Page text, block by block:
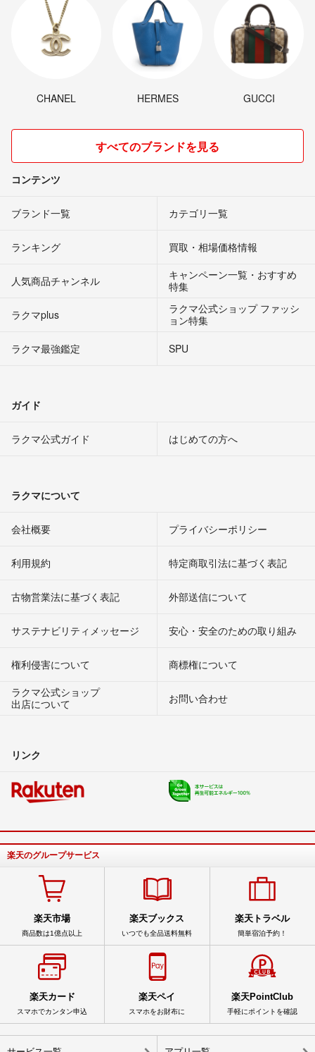
CHANEL HERMES GUCCI
すべてのブランドを見る
コンテンツ
ブランド一覧 カテゴリ一覧
ランキング 買取・相場価格情報
人気商品チャンネル
キャンペーン一覧・おすすめ
特集
ラクマplus
ラクマ公式ショップ ファッシ
ョン特集
ラクマ最強鑑定
SPU
ガイド
ラクマ公式ガイド はじめての方へ
ラクマについて
会社概要 プライバシーポリシー
利用規約 特定商取引法に基づく表記
古物営業法に基づく表記 外部送信について
サステナビリティメッセージ 安心・安全のための取り組み
権利侵害について
商標権について
ラクマ公式ショップ
出店について
お問い合わせ
リンク
楽天のグループサービス
楽天市場
商品数は1億点以上
楽天ブックス
いつでも全品送料無料
楽天トラベル
簡単宿泊予約！
楽天カード
スマホでカンタン申込
楽天ペイ
スマホをお財布に
楽天PointClub
手軽にポイントを確認